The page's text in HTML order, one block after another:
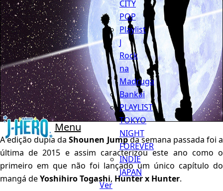
Menu
CITY
POP
Playlist
J
Rock
na
Madruga
Bankai
PLAYLIST
TOKYO
NIGHT
FOREVER
INDIE
JAPAN
Ver
A edição dupla daShounen Jumpda semana passada foi a
última de 2015 e assim caracterizou este ano como o
primeiro em que não foi lançado um único capítulo do
mangá deYoshihiro Togashi, Hunter x Hunter.